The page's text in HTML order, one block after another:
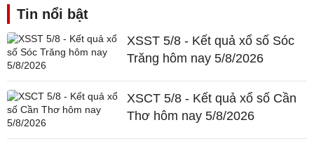
Tin nổi bật
XSST 5/8 - Kết quả xổ số Sóc
Trăng hôm nay 5/8/2026
XSCT 5/8 - Kết quả xổ số Cần
Thơ hôm nay 5/8/2026